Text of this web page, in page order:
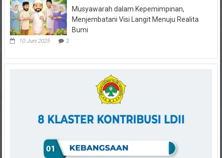
Menjembatani Visi Langit Menuju Realita
Bumi
10 Juni 2025 2